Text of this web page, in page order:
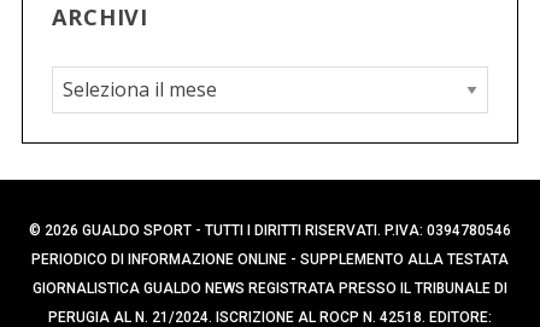
ARCHIVI
A
r
c
h
i
v
i
© 2026 GUALDO SPORT - TUTTI I DIRITTI RISERVATI. P.IVA: 0394780546
PERIODICO DI INFORMAZIONE ONLINE - SUPPLEMENTO ALLA TESTATA
GIORNALISTICA GUALDO NEWS REGISTRATA PRESSO IL TRIBUNALE DI
PERUGIA AL N. 21/2024. ISCRIZIONE AL ROCP N. 42518. EDITORE: